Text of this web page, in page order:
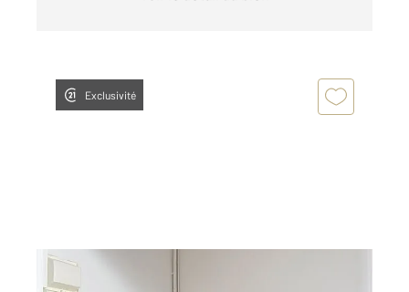
Exclusivité